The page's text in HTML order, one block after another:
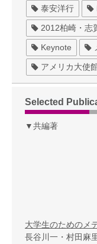
泰安洋行
2012柏崎・志
Keynote
アメリカ大使
Selected
▼共編著
大学生のためのメ
長谷川一・村田麻